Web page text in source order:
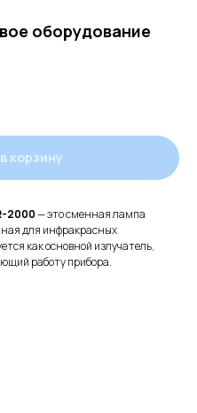
оборудование
корзину
2000— это сменная лампа
для инфракрасных
как основной излучатель,
работу прибора.